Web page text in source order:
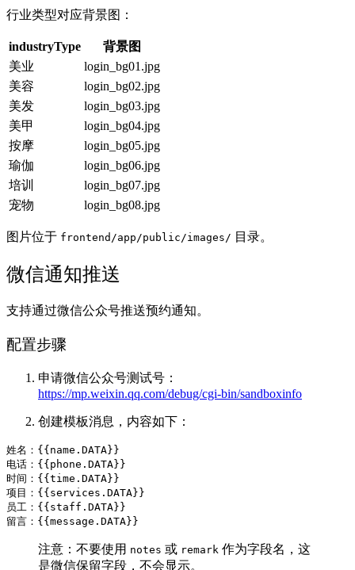
行业类型对应背景图：
industryType
背景图
美业
login_bg01.jpg
美容
login_bg02.jpg
美发
login_bg03.jpg
美甲
login_bg04.jpg
按摩
login_bg05.jpg
瑜伽
login_bg06.jpg
培训
login_bg07.jpg
宠物
login_bg08.jpg
图片位于 frontend/app/public/images/ 目录。
微信通知推送
支持通过微信公众号推送预约通知。
配置步骤
申请微信公众号测试号：
https://mp.weixin.qq.com/debug/cgi-bin/sandboxinfo
创建模板消息，内容如下：
姓名：{{name.DATA}}
电话：{{phone.DATA}}
时间：{{time.DATA}}
项目：{{services.DATA}}
员工：{{staff.DATA}}
注意：不要使用 notes 或 remark 作为字段名，这
是微信保留字段，不会显示。